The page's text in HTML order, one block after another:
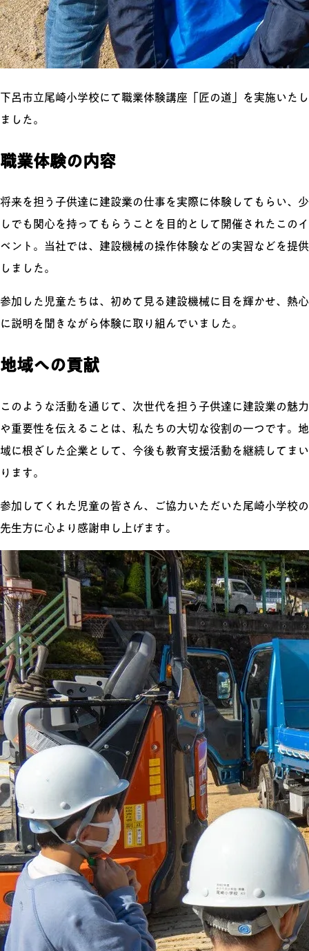
下呂市立尾崎小学校にて職業体験講座「匠の道」を実施いたし
ました。
職業体験の内容
将来を担う子供達に建設業の仕事を実際に体験してもらい、少
しでも関心を持ってもらうことを目的として開催されたこのイ
ベント。当社では、建設機械の操作体験などの実習などを提供
しました。
参加した児童たちは、初めて見る建設機械に目を輝かせ、熱心
に説明を聞きながら体験に取り組んでいました。
地域への貢献
このような活動を通じて、次世代を担う子供達に建設業の魅力
や重要性を伝えることは、私たちの大切な役割の一つです。地
域に根ざした企業として、今後も教育支援活動を継続してまい
ります。
参加してくれた児童の皆さん、ご協力いただいた尾崎小学校の
先生方に心より感謝申し上げます。